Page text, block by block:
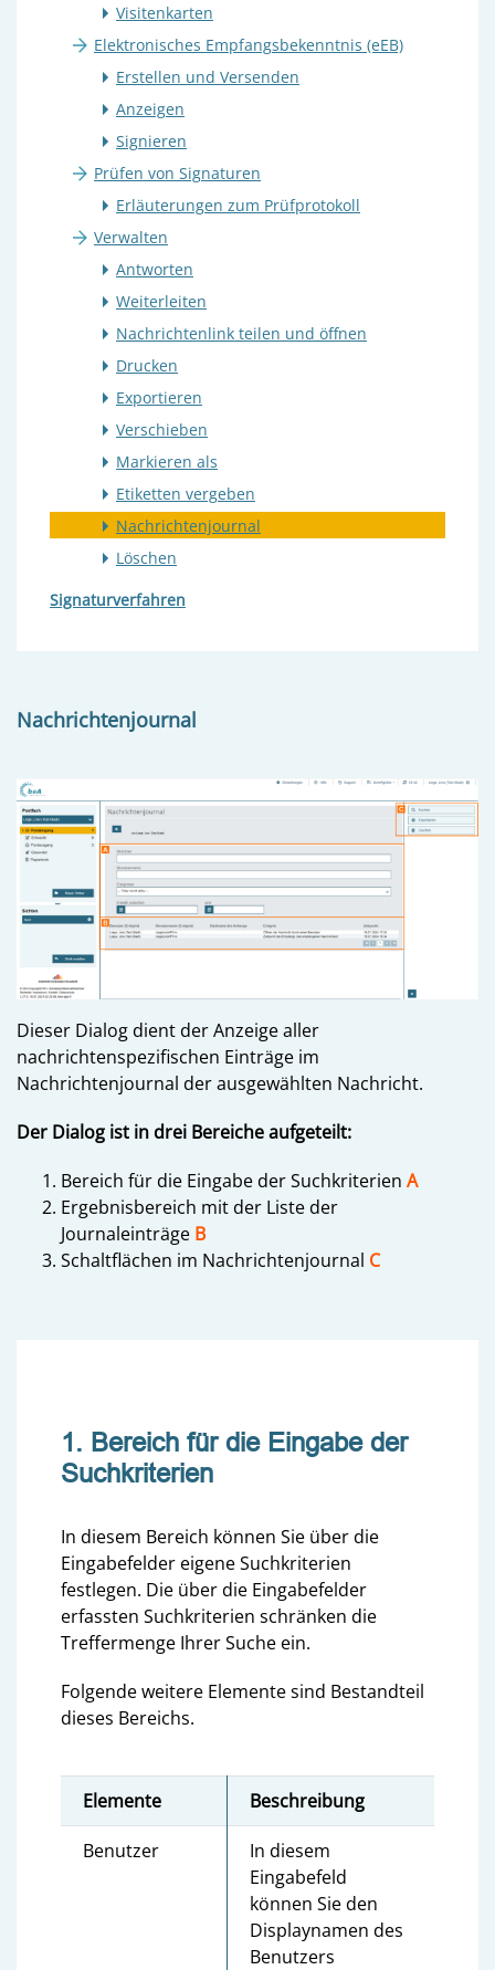
Visitenkarten
Elektronisches Empfangsbekenntnis (eEB)
Erstellen und Versenden
Anzeigen
Signieren
Prüfen von Signaturen
Erläuterungen zum Prüfprotokoll
Verwalten
Antworten
Weiterleiten
Nachrichtenlink teilen und öffnen
Drucken
Exportieren
Verschieben
Markieren als
Etiketten vergeben
Nachrichtenjournal
Löschen
Signaturverfahren
Nachrichtenjournal
Dieser Dialog dient der Anzeige aller
nachrichtenspezifischen Einträge im
Nachrichtenjournal der ausgewählten Nachricht.
Der Dialog ist in drei Bereiche aufgeteilt:
Bereich für die Eingabe der Suchkriterien A
Ergebnisbereich mit der Liste der
Journaleinträge B
Schaltflächen im Nachrichtenjournal C
1. Bereich für die Eingabe der
Suchkriterien
In diesem Bereich können Sie über die
Eingabefelder eigene Suchkriterien
festlegen. Die über die Eingabefelder
erfassten Suchkriterien schränken die
Treffermenge Ihrer Suche ein.
Folgende weitere Elemente sind Bestandteil
dieses Bereichs.
Elemente Beschreibung
Benutzer
In diesem
Eingabefeld
können Sie den
Displaynamen des
Benutzers